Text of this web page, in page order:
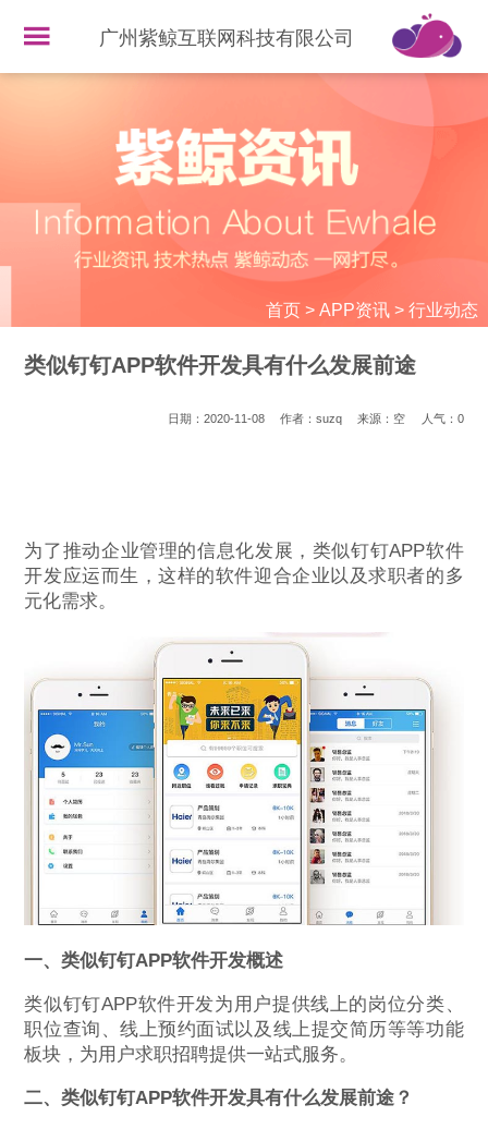
广州紫鲸互联网科技有限公司
首页> APP资讯> 行业动态
类似钉钉APP软件开发具有什么发展前途
日期：2020-11-08 作者：suzq 来源：空 人气： 0
为了推动企业管理的信息化发展，类似钉钉APP软件
开发应运而生，这样的软件迎合企业以及求职者的多
元化需求。
一、类似钉钉APP软件开发概述
类似钉钉APP软件开发为用户提供线上的岗位分类、
职位查询、线上预约面试以及线上提交简历等等功能
板块，为用户求职招聘提供一站式服务。
二、类似钉钉APP软件开发具有什么发展前途？